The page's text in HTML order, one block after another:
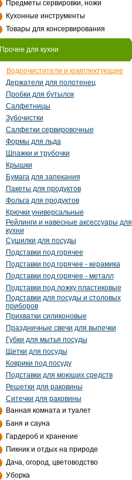
Предметы сервировки, ножи
Кухонные инструменты
Товары для консервирования
Прочее для кухни
Водоочистители и комплектующие
Держатели для полотенец
Пробки для бутылок
Салфетницы
Зубочистки
Салфетки сервировочные
Формы для льда
Шпажки и трубочки
Крышки
Бумага для запекания
Пакеты для продуктов
Фольга для продуктов
Крючки универсальные
Рейлинги и навесные аксессуары для
кухни
Сушилки для посуды
Подставки под горячее
Подставки под горячее - керамика
Подставки под горячее - металл
Подставки под ложку пластиковые
Подставки для посуды и столовых
приборов
Прихватки силиконовые
Праздничные свечи для выпечки
Губки для мытья посуды
Щетки для посуды
Коврики под посуду
Подставки для моющих средств
Решетки для раковины
Ситечки для раковины
Ванная комната и туалет
Баня и сауна
Гардероб и хранение
Пикник и отдых на природе
Дача, огород, цветоводство
Уборка